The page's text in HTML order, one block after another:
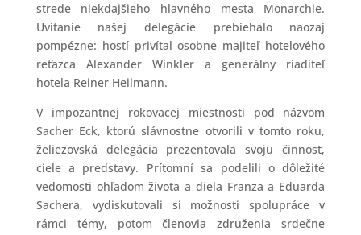
strede niekdajšieho hlavného mesta Monarchie.
Uvítanie našej delegácie prebiehalo naozaj
pompézne: hostí privítal osobne majiteľ hotelového
reťazca Alexander Winkler a generálny riaditeľ
hotela Reiner Heilmann.
V impozantnej rokovacej miestnosti pod názvom
Sacher Eck, ktorú slávnostne otvorili v tomto roku,
želiezovská delegácia prezentovala svoju činnosť,
ciele a predstavy. Prítomní sa podelili o dôležité
vedomosti ohľadom života a diela Franza a Eduarda
Sachera, vydiskutovali si možnosti spolupráce v
rámci témy, potom členovia združenia srdečne